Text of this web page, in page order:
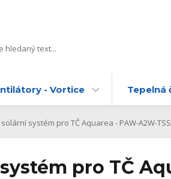
- Vortice Tepelná
systém pro TČ Aquarea - PAW-A2W-
pro TČ